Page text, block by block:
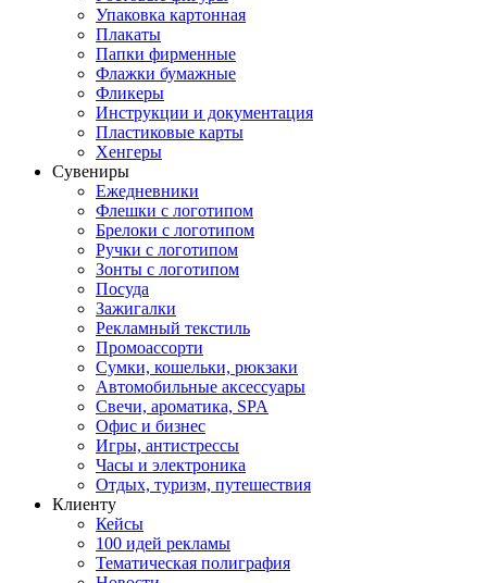
Упаковка картонная
Плакаты
Папки фирменные
Флажки бумажные
Фликеры
Инструкции и документация
Пластиковые карты
Хенгеры
Сувениры
Ежедневники
Флешки с логотипом
Брелоки с логотипом
Ручки с логотипом
Зонты с логотипом
Посуда
Зажигалки
Рекламный текстиль
Промоассорти
Сумки, кошельки, рюкзаки
Автомобильные аксессуары
Свечи, ароматика, SPA
Офис и бизнес
Игры, антистрессы
Часы и электроника
Отдых, туризм, путешествия
Клиенту
Кейсы
100 идей рекламы
Тематическая полиграфия